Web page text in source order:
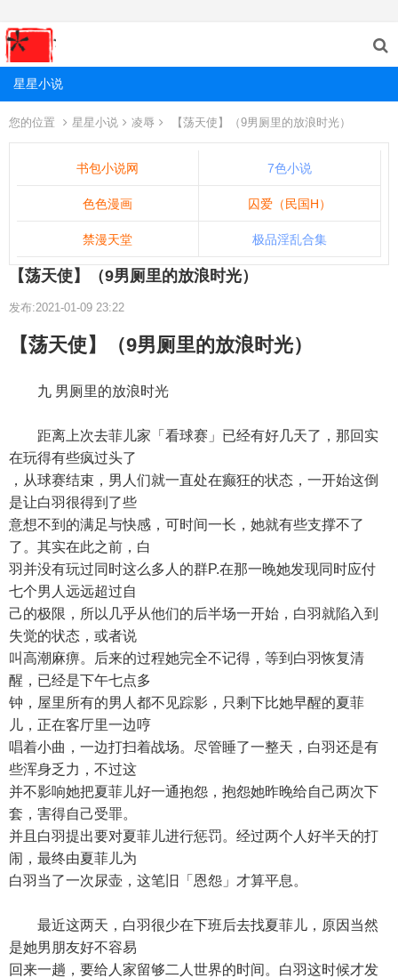
星星小说
您的位置 星星小说 凌辱 【荡天使】（9男厕里的放浪时光）
书包小说网 7色小说
色色漫画 囚爱（民国H）
禁漫天堂 极品淫乱合集
【荡天使】（9男厕里的放浪时光）
发布:2021-01-09 23:22
【荡天使】（9男厕里的放浪时光）
九 男厕里的放浪时光
距离上次去菲儿家「看球赛」已经有好几天了，那回实
在玩得有些疯过头了
，从球赛结束，男人们就一直处在癫狂的状态，一开始这倒
是让白羽很得到了些
意想不到的满足与快感，可时间一长，她就有些支撑不了
了。其实在此之前，白
羽并没有玩过同时这么多人的群P.在那一晚她发现同时应付
七个男人远远超过自
己的极限，所以几乎从他们的后半场一开始，白羽就陷入到
失觉的状态，或者说
叫高潮麻痹。后来的过程她完全不记得，等到白羽恢复清
醒，已经是下午七点多
钟，屋里所有的男人都不见踪影，只剩下比她早醒的夏菲
儿，正在客厅里一边哼
唱着小曲，一边打扫着战场。尽管睡了一整天，白羽还是有
些浑身乏力，不过这
并不影响她把夏菲儿好一通抱怨，抱怨她昨晚给自己两次下
套，害得自己受罪。
并且白羽提出要对夏菲儿进行惩罚。经过两个人好半天的打
闹，最终由夏菲儿为
白羽当了一次尿壶，这笔旧「恩怨」才算平息。
最近这两天，白羽很少在下班后去找夏菲儿，原因当然
是她男朋友好不容易
回来一趟，要给人家留够二人世界的时间。白羽这时候才发